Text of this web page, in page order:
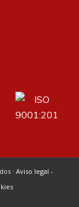
·Aviso legal -